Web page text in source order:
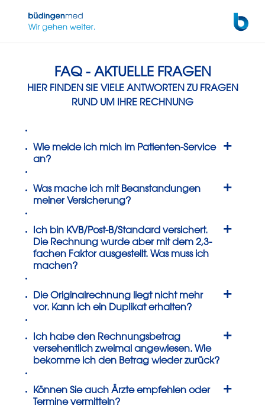
FAQ - AKTUELLE FRAGEN
HIER FINDEN SIE VIELE ANTWORTEN ZU FRAGEN
RUND UM IHRE RECHNUNG
Wie melde ich mich im Patienten-Service
an?
+
Was mache ich mit Beanstandungen
meiner Versicherung?
+
Ich bin KVB/Post-B/Standard versichert.
Die Rechnung wurde aber mit dem 2,3-
fachen Faktor ausgestellt. Was muss ich
machen?
+
Die Originalrechnung liegt nicht mehr
vor. Kann ich ein Duplikat erhalten?
+
Ich habe den Rechnungsbetrag
versehentlich zweimal angewiesen. Wie
bekomme ich den Betrag wieder zurück?
+
Können Sie auch Ärzte empfehlen oder
Termine vermitteln?
+